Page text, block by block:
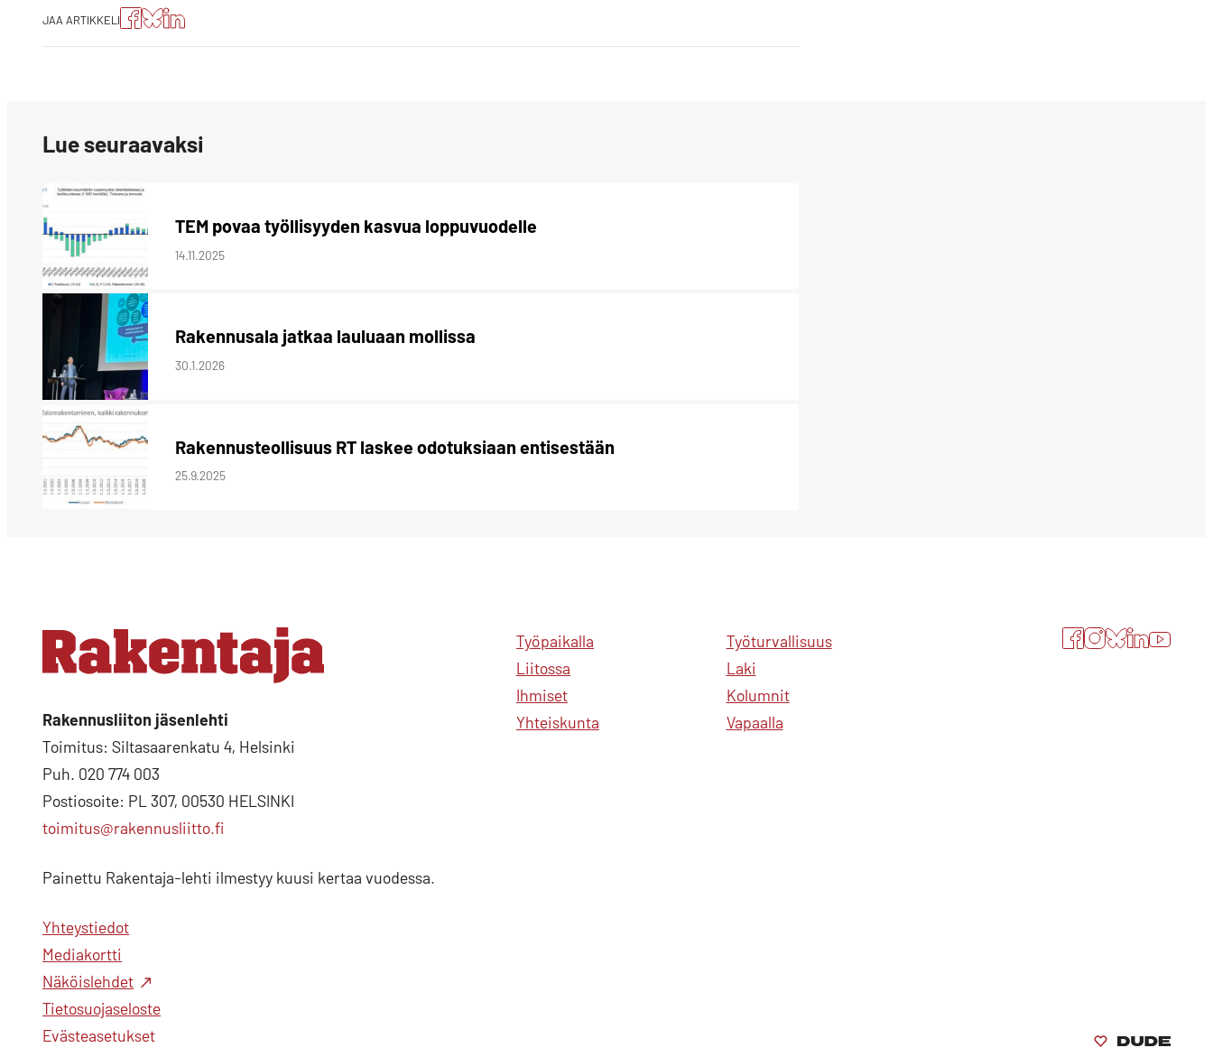
JAA ARTIKKELI
JaaJaaJako:
Lue seuraavaksi
TEM povaa työllisyyden kasvua loppuvuodelle
14.11.2025
Rakennusala jatkaa lauluaan mollissa
30.1.2026
Rakennusteollisuus RT laskee odotuksiaan entisestään
25.9.2025
Rakennusliiton jäsenlehti
Toimitus: Siltasaarenkatu 4, Helsinki
Puh. 020 774 003
Postiosoite: PL 307, 00530 HELSINKI
toimitus@rakennusliitto.fi
Painettu Rakentaja-lehti ilmestyy kuusi kertaa vuodessa.
Yhteystiedot
Mediakortti
Näköislehdet
Tietosuojaseloste
Evästeasetukset
Työpaikalla
Liitossa
Ihmiset
Yhteiskunta
Työturvallisuus
Laki
Kolumnit
Vapaalla
Facebook
Instagram
Bluesky
LinkedIn
YouTube